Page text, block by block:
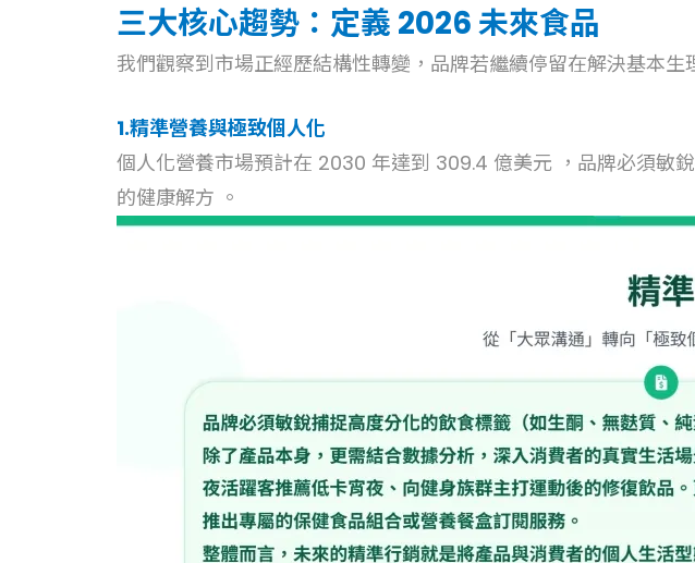
三大核心趨勢：定義 2026 未來食品
我們觀察到市場正經歷結構性轉變，品牌若繼續停留在解決基本
1.精準營養與極致個人化
個人化營養市場預計在 2030 年達到 309.4 億美元 ，品牌必須敏
的健康解方 。